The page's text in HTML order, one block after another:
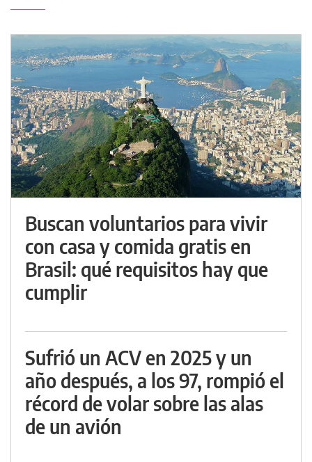
Buscan voluntarios para vivir
con casa y comida gratis en
Brasil: qué requisitos hay que
cumplir
Sufrió un ACV en 2025 y un
año después, a los 97, rompió el
récord de volar sobre las alas
de un avión